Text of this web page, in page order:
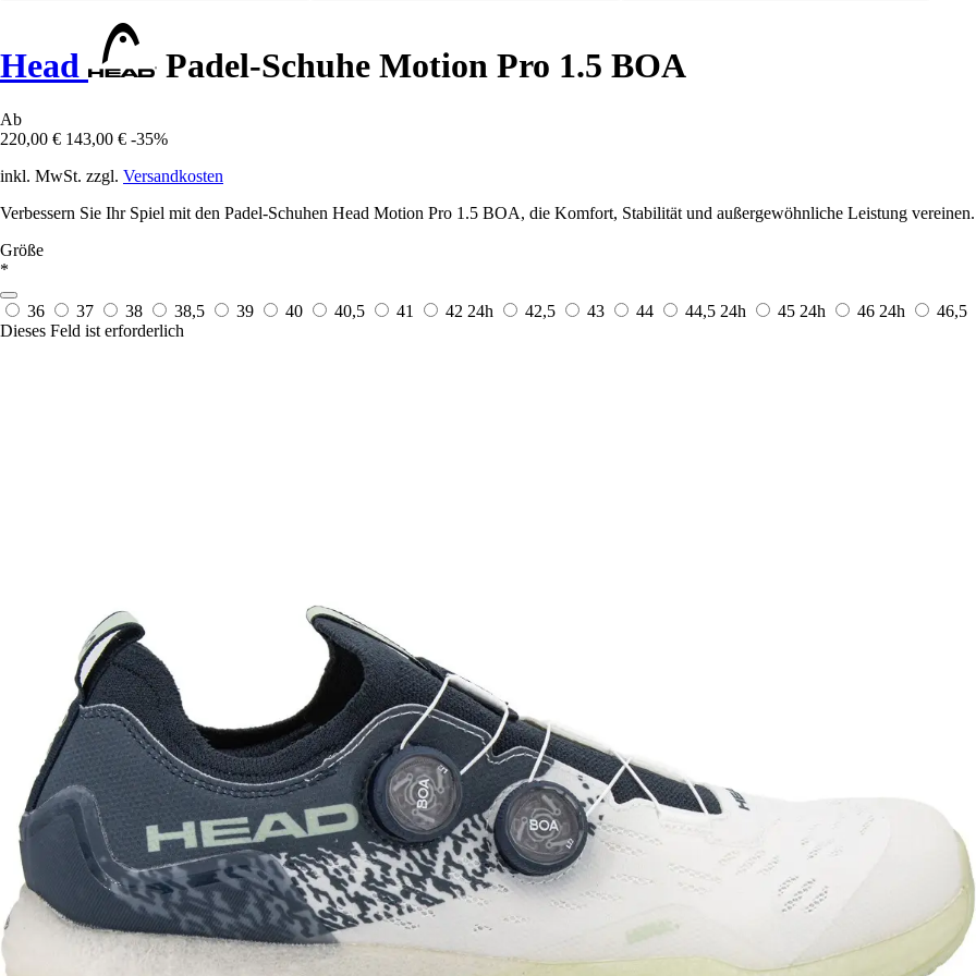
Head Padel-Schuhe Motion Pro 1.5 BOA
Ab
220,00 € 143,00 € -35%
inkl. MwSt. zzgl. Versandkosten
Verbessern Sie Ihr Spiel mit den Padel-Schuhen Head Motion Pro 1.5 BOA, die Komfort, Stabilität und außergewöhnliche Leistung vereinen.
Größe
*
36 37 38 38,5 39 40 40,5 41 42 24h 42,5 43 44 44,5 24h 45 24h 46 24h 46,5
Dieses Feld ist erforderlich